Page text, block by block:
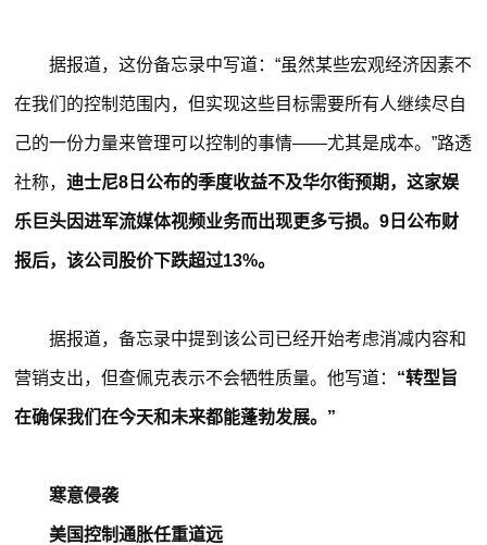
据报道，这份备忘录中写道：“虽然某些宏观经济因素不
在我们的控制范围内，但实现这些目标需要所有人继续尽自
己的一份力量来管理可以控制的事情——尤其是成本。”路透
社称，迪士尼8日公布的季度收益不及华尔街预期，这家娱
乐巨头因进军流媒体视频业务而出现更多亏损。9日公布财
报后，该公司股价下跌超过13%。
据报道，备忘录中提到该公司已经开始考虑消减内容和
营销支出，但查佩克表示不会牺牲质量。他写道： “转型旨
在确保我们在今天和未来都能蓬勃发展。”
寒意侵袭
美国控制通胀任重道远